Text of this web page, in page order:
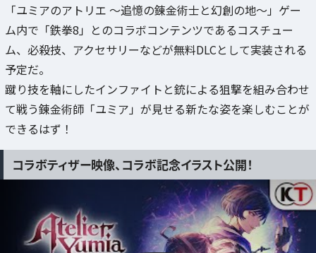
「ユミアのアトリエ ～追憶の錬金術士と幻創の地～」ゲー
ム内で「鉄拳8」とのコラボコンテンツであるコスチュー
ム、必殺技、アクセサリーなどが無料DLCとして実装される
予定だ。
蹴り技を軸にしたインファイトと銃による狙撃を組み合わせ
て戦う錬金術師「ユミア」が見せる新たな姿を楽しむことが
できるはず！
コラボティザー映像、コラボ記念イラスト公開！